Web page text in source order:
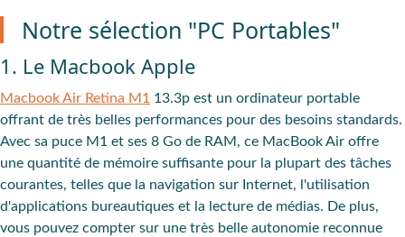
Notre sélection "PC Portables"
1. Le Macbook Apple
Macbook Air Retina M1 13.3p est un ordinateur portable
offrant de très belles performances pour des besoins standards.
Avec sa puce M1 et ses 8 Go de RAM, ce MacBook Air offre
une quantité de mémoire suffisante pour la plupart des tâches
courantes, telles que la navigation sur Internet, l'utilisation
d'applications bureautiques et la lecture de médias. De plus,
vous pouvez compter sur une très belle autonomie reconnue